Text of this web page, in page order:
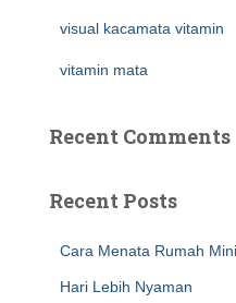
visual kacamata vitamin
vitamin mata
Recent Comments
Recent Posts
Cara Menata Rumah
Hari Lebih Nyaman